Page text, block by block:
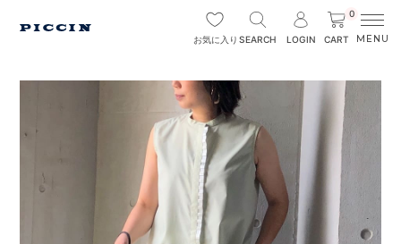
お気に入り SEARCH LOGIN
0
CART